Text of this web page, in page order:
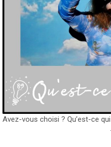
Avez-vous choisi ? Qu’est-ce